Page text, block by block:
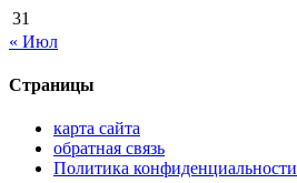
31
« Июл
Страницы
карта сайта
обратная связь
Политика конфиденциальности